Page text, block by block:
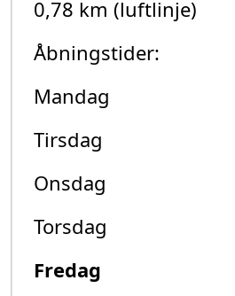
0,78 km (luftlinje)
Åbningstider:
Mandag
Tirsdag
Onsdag
Torsdag
Fredag